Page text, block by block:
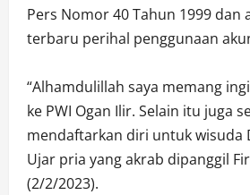
Pers Nomor 40 Tahun 1999 dan
terbaru perihal penggunaan
“Alhamdulillah saya memang
ke PWI Ogan Ilir. Selain itu juga
mendaftarkan diri untuk wisuda
Ujar pria yang akrab dipanggil
(2/2/2023).